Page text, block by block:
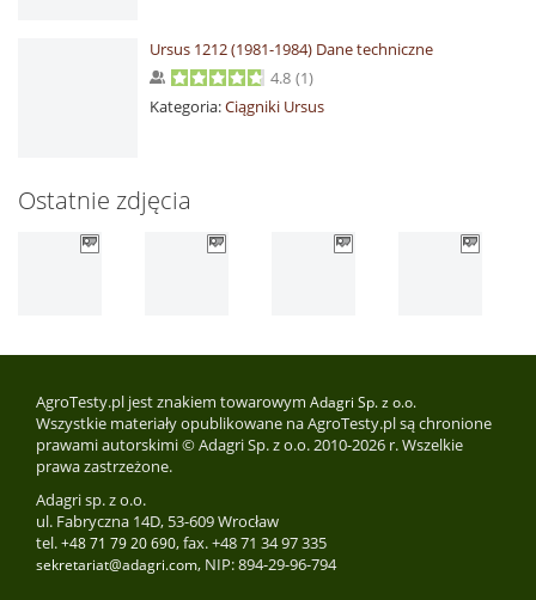
Ursus 1212 (1981-1984) Dane techniczne
4.8 (1)
Kategoria:Ciągniki Ursus
Ostatnie zdjęcia
AgroTesty.pl jest znakiem towarowym Adagri Sp. z o.o.
Wszystkie materiały opublikowane na AgroTesty.pl są chronione
prawami autorskimi © Adagri Sp. z o.o. 2010-2026 r. Wszelkie
prawa zastrzeżone.
Adagri sp. z o.o.
ul. Fabryczna 14D, 53-609 Wrocław
tel.+48 71 79 20 690, fax. +48 71 34 97 335
sekretariat@adagri.com, NIP: 894-29-96-794